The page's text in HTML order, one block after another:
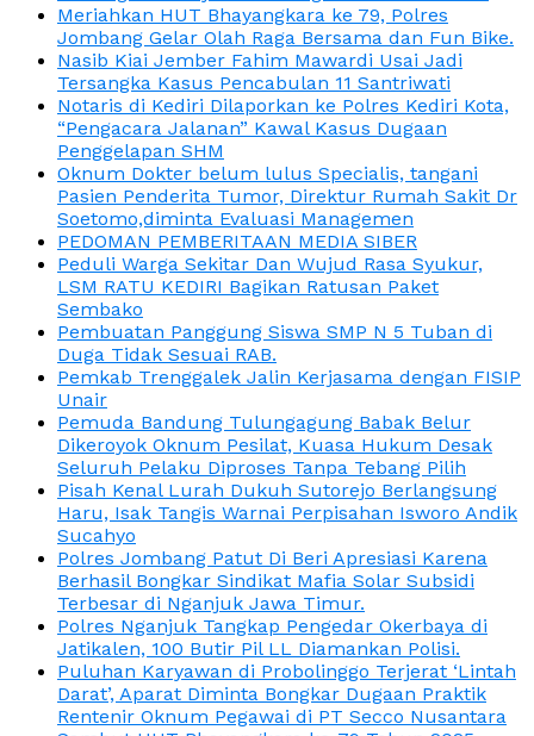
Meriahkan HUT Bhayangkara ke 79, Polres
Jombang Gelar Olah Raga Bersama dan Fun Bike.
Nasib Kiai Jember Fahim Mawardi Usai Jadi
Tersangka Kasus Pencabulan 11 Santriwati
Notaris di Kediri Dilaporkan ke Polres Kediri Kota,
“Pengacara Jalanan” Kawal Kasus Dugaan
Penggelapan SHM
Oknum Dokter belum lulus Specialis, tangani
Pasien Penderita Tumor, Direktur Rumah Sakit Dr
Soetomo,diminta Evaluasi Managemen
PEDOMAN PEMBERITAAN MEDIA SIBER
Peduli Warga Sekitar Dan Wujud Rasa Syukur,
LSM RATU KEDIRI Bagikan Ratusan Paket
Sembako
Pembuatan Panggung Siswa SMP N 5 Tuban di
Duga Tidak Sesuai RAB.
Pemkab Trenggalek Jalin Kerjasama dengan FISIP
Unair
Pemuda Bandung Tulungagung Babak Belur
Dikeroyok Oknum Pesilat, Kuasa Hukum Desak
Seluruh Pelaku Diproses Tanpa Tebang Pilih
Pisah Kenal Lurah Dukuh Sutorejo Berlangsung
Haru, Isak Tangis Warnai Perpisahan Isworo Andik
Sucahyo
Polres Jombang Patut Di Beri Apresiasi Karena
Berhasil Bongkar Sindikat Mafia Solar Subsidi
Terbesar di Nganjuk Jawa Timur.
Polres Nganjuk Tangkap Pengedar Okerbaya di
Jatikalen, 100 Butir Pil LL Diamankan Polisi.
Puluhan Karyawan di Probolinggo Terjerat ‘Lintah
Darat’, Aparat Diminta Bongkar Dugaan Praktik
Rentenir Oknum Pegawai di PT Secco Nusantara